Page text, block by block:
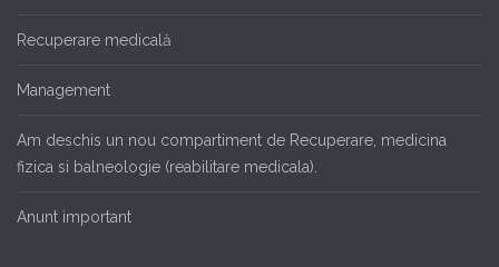
Recuperare medicală
Management
Am deschis un nou compartiment de Recuperare, medicina
fizica si balneologie (reabilitare medicala).
Anunt important